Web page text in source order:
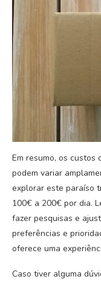
Em resumo, os custos
podem variar
explorar este paraíso
100€ a 200€ por dia.
fazer pesquisas e
preferências e
oferece uma
Caso tiver alguma